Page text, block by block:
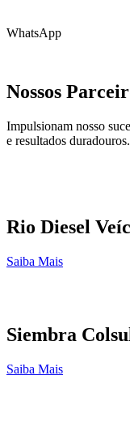
WhatsApp
Nossos
Impulsionam nosso
e resultados duradouros.
Rio Diesel
Saiba Mais
Siembra
Saiba Mais